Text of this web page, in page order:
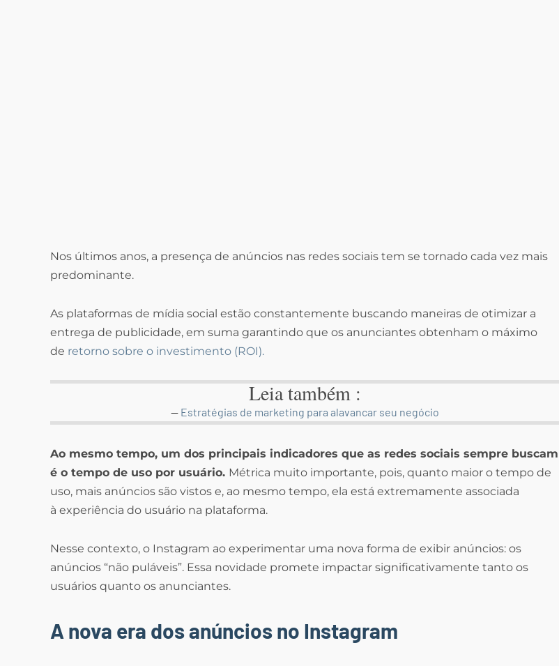
Nos últimos anos, a presença de anúncios nas redes sociais tem se tornado cada vez mais
predominante.
As plataformas de mídia social estão constantemente buscando maneiras de otimizar a
entrega de publicidade, em suma garantindo que os anunciantes obtenham o máximo
de retorno sobre o investimento (ROI).
Leia também :
Estratégias de marketing para alavancar seu negócio
Ao mesmo tempo, um dos principais indicadores que as redes sociais sempre buscam
é o tempo de uso por usuário. Métrica muito importante, pois, quanto maior o tempo de
uso, mais anúncios são vistos e, ao mesmo tempo, ela está extremamente associada
à experiência do usuário na plataforma.
Nesse contexto, o Instagram ao experimentar uma nova forma de exibir anúncios: os
anúncios “não puláveis”. Essa novidade promete impactar significativamente tanto os
usuários quanto os anunciantes.
A nova era dos anúncios no Instagram